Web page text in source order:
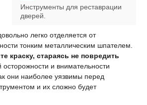
Инструменты для реставрации
дверей.
легко отделяется от
тонким металлическим шпателем.
краску, стараясь не повредить
и внимательности
они наиболее уязвимы перед
и их сложно будет